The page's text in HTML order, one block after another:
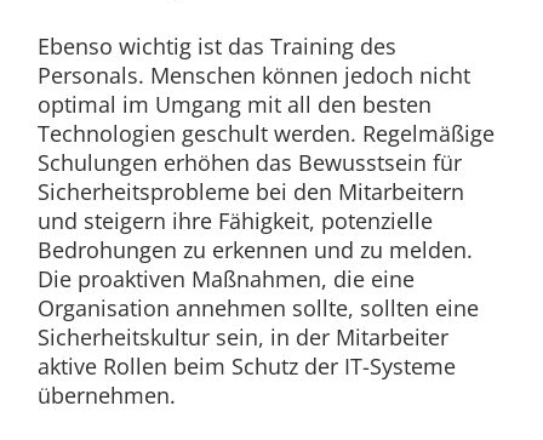
Ebenso wichtig ist das Training des
Personals. Menschen können jedoch nicht
optimal im Umgang mit all den besten
Technologien geschult werden. Regelmäßige
Schulungen erhöhen das Bewusstsein für
Sicherheitsprobleme bei den Mitarbeitern
und steigern ihre Fähigkeit, potenzielle
Bedrohungen zu erkennen und zu melden.
Die proaktiven Maßnahmen, die eine
Organisation annehmen sollte, sollten eine
Sicherheitskultur sein, in der Mitarbeiter
aktive Rollen beim Schutz der IT-Systeme
übernehmen.